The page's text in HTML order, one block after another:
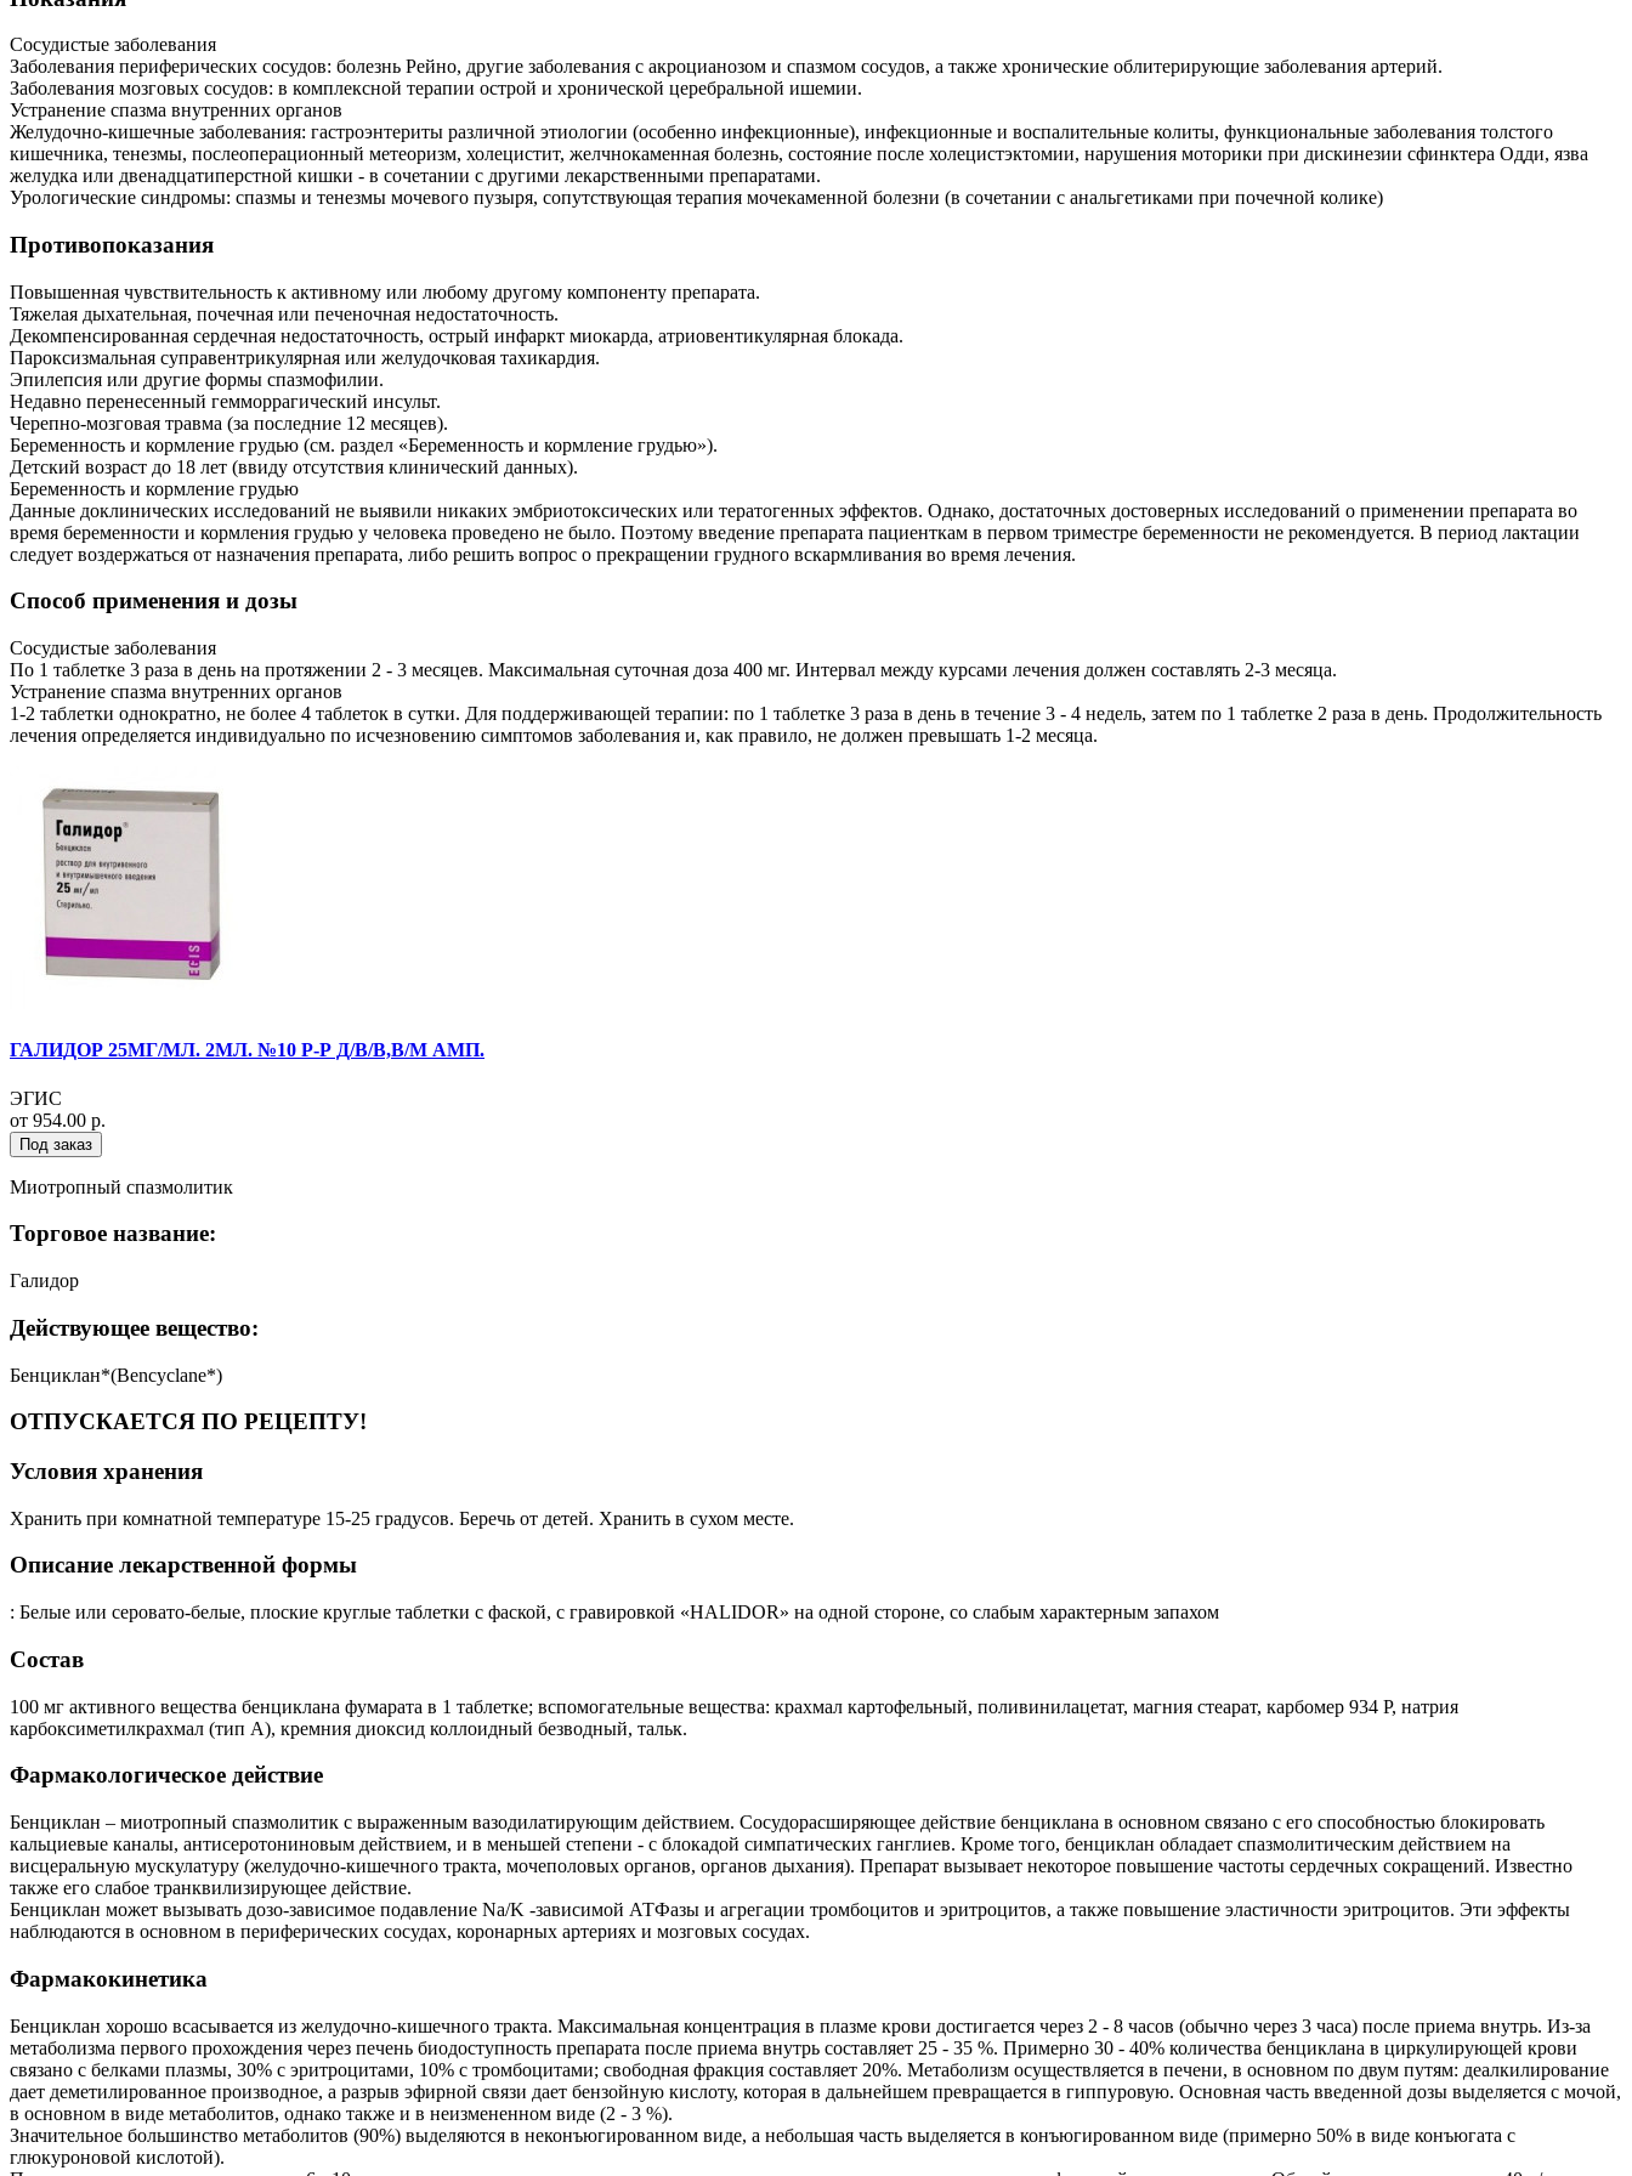
Сосудистые заболевания
Заболевания периферических сосудов: болезнь Рейно, другие заболевания с акроцианозом и спазмом сосудов, а также хронические облитерирующие заболевания артерий.
Заболевания мозговых сосудов: в комплексной терапии острой и хронической церебральной ишемии.
Устранение спазма внутренних органов
Желудочно-кишечные заболевания: гастроэнтериты различной этиологии (особенно инфекционные), инфекционные и воспалительные колиты, функциональные заболевания толстого
кишечника, тенезмы, послеоперационный метеоризм, холецистит, желчнокаменная болезнь, состояние после холецистэктомии, нарушения моторики при дискинезии сфинктера Одди, язва
желудка или двенадцатиперстной кишки - в сочетании с другими лекарственными препаратами.
Урологические синдромы: спазмы и тенезмы мочевого пузыря, сопутствующая терапия мочекаменной болезни (в сочетании с анальгетиками при почечной колике)
Противопоказания
Повышенная чувствительность к активному или любому другому компоненту препарата.
Тяжелая дыхательная, почечная или печеночная недостаточность.
Декомпенсированная сердечная недостаточность, острый инфаркт миокарда, атриовентикулярная блокада.
Пароксизмальная суправентрикулярная или желудочковая тахикардия.
Эпилепсия или другие формы спазмофилии.
Недавно перенесенный гемморрагический инсульт.
Черепно-мозговая травма (за последние 12 месяцев).
Беременность и кормление грудью (см. раздел «Беременность и кормление грудью»).
Детский возраст до 18 лет (ввиду отсутствия клинический данных).
Беременность и кормление грудью
Данные доклинических исследований не выявили никаких эмбриотоксических или тератогенных эффектов. Однако, достаточных достоверных исследований о применении препарата во
время беременности и кормления грудью у человека проведено не было. Поэтому введение препарата пациенткам в первом триместре беременности не рекомендуется. В период лактации
следует воздержаться от назначения препарата, либо решить вопрос о прекращении грудного вскармливания во время лечения.
Способ применения и дозы
Сосудистые заболевания
По 1 таблетке 3 раза в день на протяжении 2 - 3 месяцев. Максимальная суточная доза 400 мг. Интервал между курсами лечения должен составлять 2-3 месяца.
Устранение спазма внутренних органов
1-2 таблетки однократно, не более 4 таблеток в сутки. Для поддерживающей терапии: по 1 таблетке 3 раза в день в течение 3 - 4 недель, затем по 1 таблетке 2 раза в день. Продолжительность
лечения определяется индивидуально по исчезновению симптомов заболевания и, как правило, не должен превышать 1-2 месяца.
ГАЛИДОР 25МГ/МЛ. 2МЛ. №10 Р-Р Д/В/В,В/М АМП.
ЭГИС
от 954.00 р.
Под заказ
Миотропный спазмолитик
Торговое название:
Галидор
Действующее вещество:
Бенциклан*(Bencyclane*)
ОТПУСКАЕТСЯ ПО РЕЦЕПТУ!
Условия хранения
Хранить при комнатной температуре 15-25 градусов. Беречь от детей. Хранить в сухом месте.
Описание лекарственной формы
: Белые или серовато-белые, плоские круглые таблетки с фаской, с гравировкой «HALIDOR» на одной стороне, со слабым характерным запахом
Состав
100 мг активного вещества бенциклана фумарата в 1 таблетке; вспомогательные вещества: крахмал картофельный, поливинилацетат, магния стеарат, карбомер 934 Р, натрия
карбоксиметилкрахмал (тип А), кремния диоксид коллоидный безводный, тальк.
Фармакологическое действие
Бенциклан – миотропный спазмолитик с выраженным вазодилатирующим действием. Сосудорасширяющее действие бенциклана в основном связано с его способностью блокировать
кальциевые каналы, антисеротониновым действием, и в меньшей степени - с блокадой симпатических ганглиев. Кроме того, бенциклан обладает спазмолитическим действием на
висцеральную мускулатуру (желудочно-кишечного тракта, мочеполовых органов, органов дыхания). Препарат вызывает некоторое повышение частоты сердечных сокращений. Известно
также его слабое транквилизирующее действие.
Бенциклан может вызывать дозо-зависимое подавление Na/K -зависимой АТФазы и агрегации тромбоцитов и эритроцитов, а также повышение эластичности эритроцитов. Эти эффекты
наблюдаются в основном в периферических сосудах, коронарных артериях и мозговых сосудах.
Фармакокинетика
Бенциклан хорошо всасывается из желудочно-кишечного тракта. Максимальная концентрация в плазме крови достигается через 2 - 8 часов (обычно через 3 часа) после приема внутрь. Из-за
метаболизма первого прохождения через печень биодоступность препарата после приема внутрь составляет 25 - 35 %. Примерно 30 - 40% количества бенциклана в циркулирующей крови
связано с белками плазмы, 30% с эритроцитами, 10% с тромбоцитами; свободная фракция составляет 20%. Метаболизм осуществляется в печени, в основном по двум путям: деалкилирование
дает деметилированное производное, а разрыв эфирной связи дает бензойную кислоту, которая в дальнейшем превращается в гиппуровую. Основная часть введенной дозы выделяется с мочой,
в основном в виде метаболитов, однако также и в неизмененном виде (2 - 3 %).
Значительное большинство метаболитов (90%) выделяются в неконъюгированном виде, а небольшая часть выделяется в конъюгированном виде (примерно 50% в виде конъюгата с
глюкуроновой кислотой).